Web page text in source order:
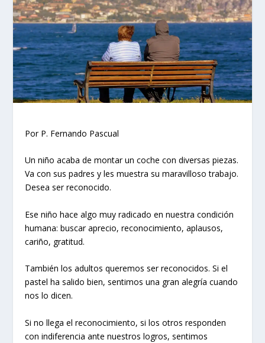
Por P. Fernando Pascual
Un niño acaba de montar un coche con diversas piezas.
Va con sus padres y les muestra su maravilloso trabajo.
Desea ser reconocido.
Ese niño hace algo muy radicado en nuestra condición
humana: buscar aprecio, reconocimiento, aplausos,
cariño, gratitud.
También los adultos queremos ser reconocidos. Si el
pastel ha salido bien, sentimos una gran alegría cuando
nos lo dicen.
Si no llega el reconocimiento, si los otros responden
con indiferencia ante nuestros logros, sentimos